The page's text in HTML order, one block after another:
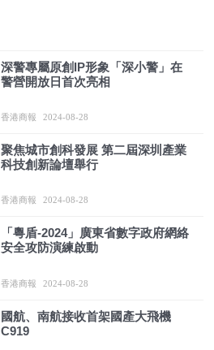
深警專屬原創IP形象「深小警」在
警營開放日首次亮相
香港商報 2024-08-28
聚焦城市創科發展 第二屆深圳產業
科技創新論壇舉行
香港商報 2024-08-28
「粵盾-2024」廣東省數字政府網絡
安全攻防演練啟動
香港商報 2024-08-28
國航、南航接收首架國產大飛機
C919